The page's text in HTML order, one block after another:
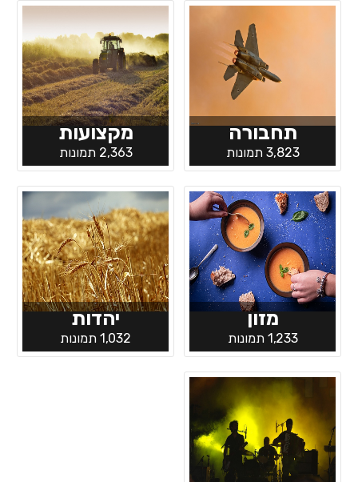
תחבורה
3,823 תמונות
מקצועות
2,363 תמונות
מזון
1,233 תמונות
יהדות
1,032 תמונות